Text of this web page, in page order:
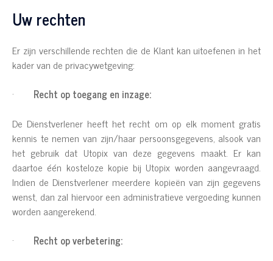
Uw rechten
Er zijn verschillende rechten die de Klant kan uitoefenen in het
kader van de privacywetgeving:
· Recht op toegang en inzage:
De Dienstverlener heeft het recht om op elk moment gratis
kennis te nemen van zijn/haar persoonsgegevens, alsook van
het gebruik dat Utopix van deze gegevens maakt. Er kan
daartoe één kosteloze kopie bij Utopix worden aangevraagd.
Indien de Dienstverlener meerdere kopieën van zijn gegevens
wenst, dan zal hiervoor een administratieve vergoeding kunnen
worden aangerekend.
· Recht op verbetering: